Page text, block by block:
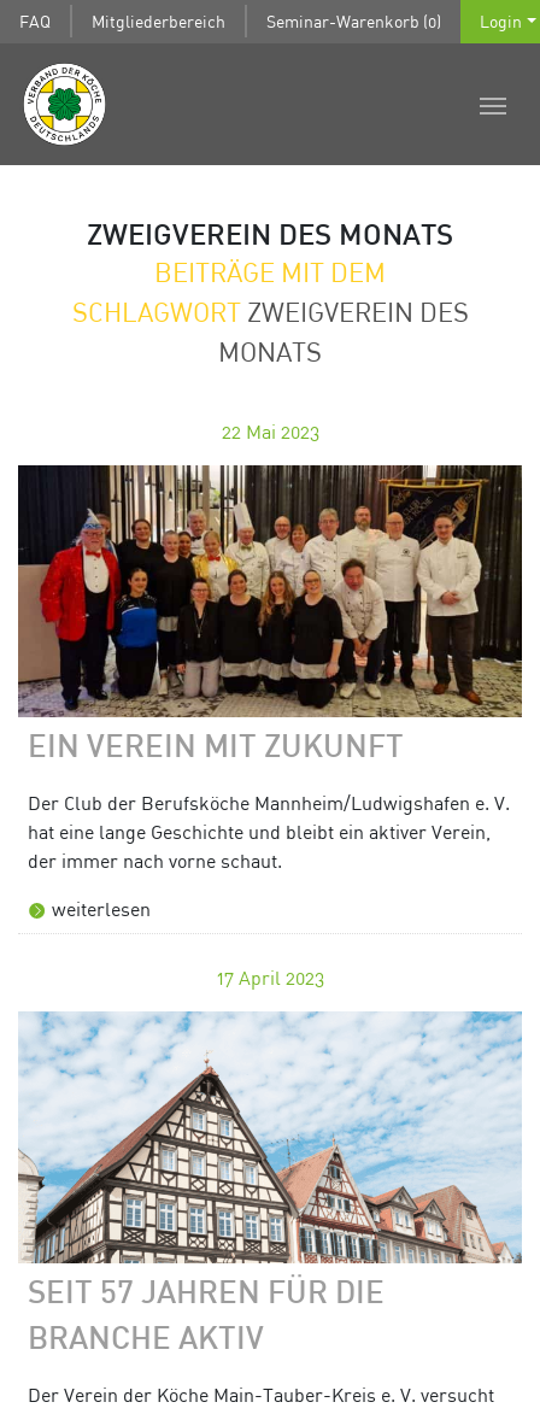
FAQ Mitgliederbereich Seminar-Warenkorb (0) Login
ZWEIGVEREIN DES MONATS
BEITRÄGE MIT DEM
SCHLAGWORT ZWEIGVEREIN DES
MONATS
22 Mai 2023
EIN VEREIN MIT ZUKUNFT
Der Club der Berufsköche Mannheim/Ludwigshafen e. V.
hat eine lange Geschichte und bleibt ein aktiver Verein,
der immer nach vorne schaut.
weiterlesen
17 April 2023
SEIT 57 JAHREN FÜR DIE
BRANCHE AKTIV
Der Verein der Köche Main-Tauber-Kreis e. V. versucht